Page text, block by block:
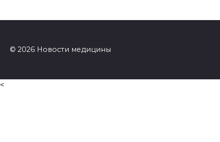
© 2026 Новости медицины
<